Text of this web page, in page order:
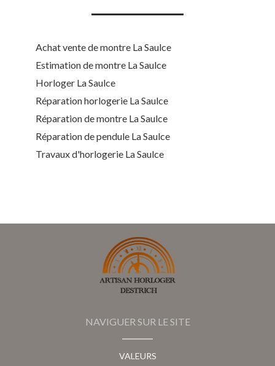
Achat vente de montre La Saulce
Estimation de montre La Saulce
Horloger La Saulce
Réparation horlogerie La Saulce
Réparation de montre La Saulce
Réparation de pendule La Saulce
Travaux d'horlogerie La Saulce
NAVIGUER SUR LE SITE
VALEURS